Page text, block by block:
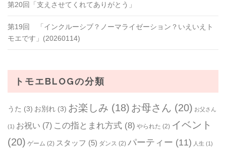
第20回「支えさせてくれてありがとう」
第19回 「インクルーシブ？ノーマライゼーション？いえいえト
モエです」(20260114)
トモエBLOGの分類
うた (3) お別れ (3) お楽しみ (18) お母さん (20) お父さん
(1) お祝い (7) この指とまれ方式 (8) やられた (2) イベント
(20) ゲーム (2) スタッフ (5) ダンス (2) パーティー (11) 人生 (1)